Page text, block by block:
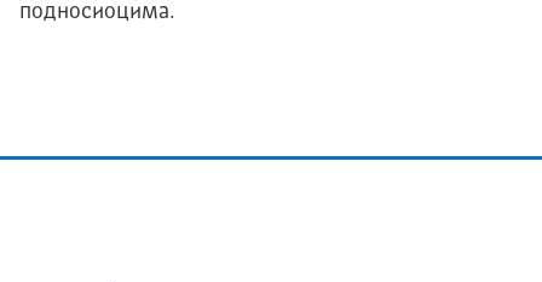
подносиоцима.